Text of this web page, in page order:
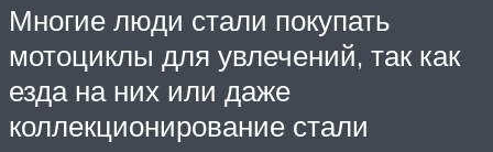
Многие люди стали покупать
мотоциклы для увлечений, так как
езда на них или даже
коллекционирование стали